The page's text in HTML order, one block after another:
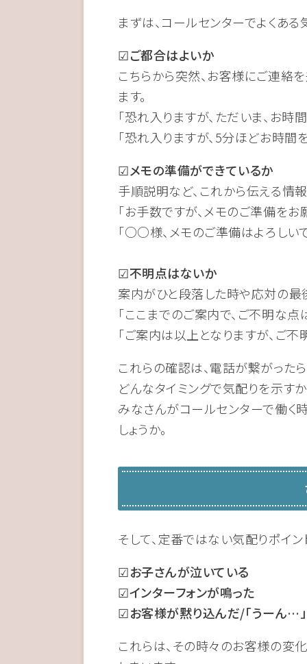
まずは、コールセンターでよくある
☑ご都合はよいか
こちらから突然、お客様にご連絡
ます。
「恐れ入りますが、ただいま、お時
「恐れ入りますが、5分ほどお時間
☑メモの準備ができているか
手順説明など、これから伝える情
「お手数ですが、メモのご準備をお
「○○様、メモのご準備はよろしい
☑不明点はないか
案内がひと段落した時や応対の最
「ここまでのご案内で、ご不明な点
「ご案内は以上となりますが、ご
これらの確認は、電話が繋がった
どんなタイミングで気配りを示す
みなさんがコールセンターで働く
しょうか。
そして、定番ではない気配りポイ
☑お子さんが泣いている
☑インターフォンが鳴った
☑お客様が黙り込んだ/「うーん…
これらは、その時々のお客様の変